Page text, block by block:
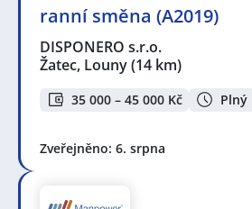
ranní směna (A2019)
DISPONERO s.r.o.
Žatec, Louny(14 km)
35 000 – 45 000 Kč Plný
Zveřejněno: 6. srpna